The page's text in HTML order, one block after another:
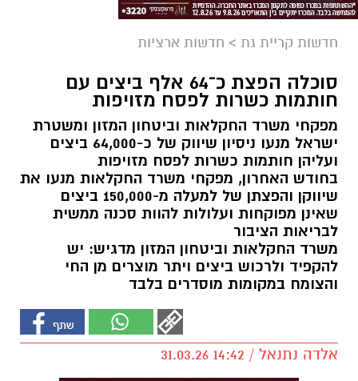
חדשות קריית גת > חדשות ארציות
סוכלה הפצת כ־64 אלף ביצים עם
חותמות כשרות לפסח מזויפות
מפקחי משרד החקלאות וביטחון המזון ומשטרת
ישראל מנעו ניסיון שיווק של כ-64,000 ביצים
ועליהן חותמות כשרות לפסח מזויפות
בחודש האחרון, מפקחי משרד החקלאות מנעו את
שיווקן והפצתן של למעלה מ-150,000 ביצים
שאינן מפוקחות ועלולות להוות סכנה ממשית
לבריאות הציבור
משרד החקלאות וביטחון המזון מדגיש: יש
להקפיד ולרכוש ביצים ויתר מוצרים מן החי
והצומח במקומות מוסדרים בלבד
אלדה נתנאל / 14:42 31.03.26